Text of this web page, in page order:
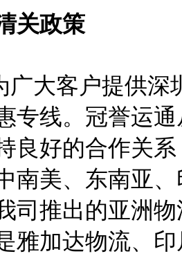
关政策
大客户提供深
专线。冠誉运
良好的合作关
南美、东南亚
司推出的亚洲
雅加达物流、